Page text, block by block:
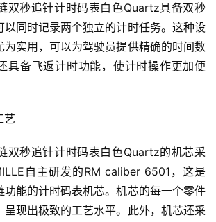
双秒追针计时码表白色Quartz具备双秒
以同时记录两个独立的计时任务。这种设
为实用，可以为驾驶员提供精确的时间数
具备飞返计时功能，使计时操作更加便
艺
双秒追针计时码表白色Quartz的机芯采
自主研发的RM caliber 6501，这是
功能的计时码表机芯。机芯的每一个零件
呈现出极致的工艺水平。此外，机芯还采